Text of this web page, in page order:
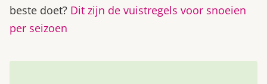
beste doet? Dit zijn de vuistregels voor snoeien
per seizoen